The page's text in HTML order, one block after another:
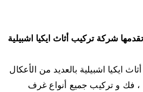
شركة تركيب أثاث ايكيا اشبيلية
ايكيا اشبيلية بالعديد من الأعكال
، فك و تركيب جميع أنواع غرف